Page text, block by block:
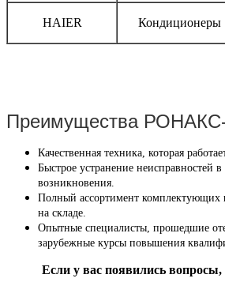
HAIER Кондиционеры
Преимущества
Качественная техника, которая
Быстрое устранение неисправностей в
возникновения.
Полный ассортимент комплектующих
на складе.
Опытные специалисты, прошедшие
зарубежные курсы повышения
Если у вас появились вопросы,